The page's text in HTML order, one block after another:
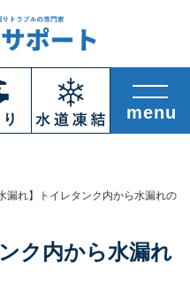
水漏れ】トイレタンク内から水漏れの
ク内から水漏れ